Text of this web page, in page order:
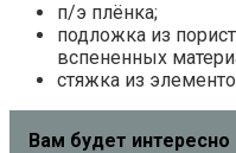
п/э плёнка;
подложка из
вспененных
стяжка из
Вам будет интересно